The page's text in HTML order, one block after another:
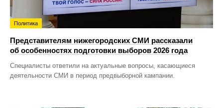
Политика
Представителям нижегородских СМИ рассказали
об особенностях подготовки выборов 2026 года
Специалисты ответили на актуальные вопросы, касающиеся
деятельности СМИ в период предвыборной кампании.